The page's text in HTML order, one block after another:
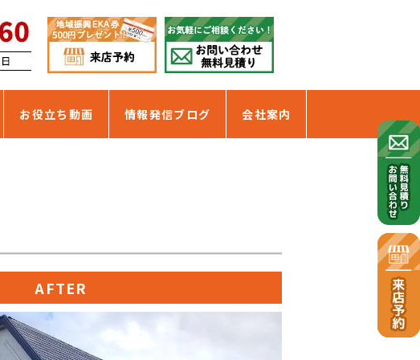
お役立ち動画 情報発信ブログ 会社案内
AFTER